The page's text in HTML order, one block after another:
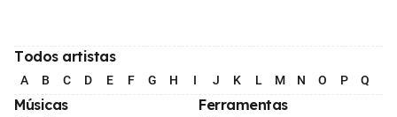
Todos artistas
A B C D E F G H I J K L M N O P Q
Músicas Ferramentas